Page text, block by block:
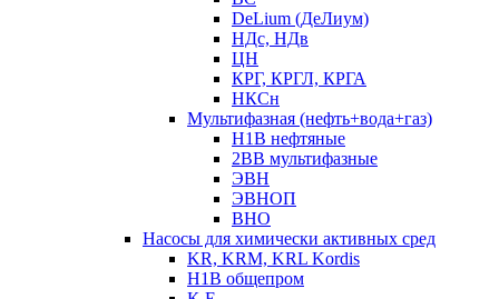
DeLium (ДеЛиум)
НДс, НДв
ЦН
КРГ, КРГЛ, КРГА
НКСн
Мультифазная (нефть+вода+газ)
Н1В нефтяные
2ВВ мультифазные
ЭВН
ЭВНОП
ВНО
Насосы для химически активных сред
KR, KRM, KRL Kordis
Н1В общепром